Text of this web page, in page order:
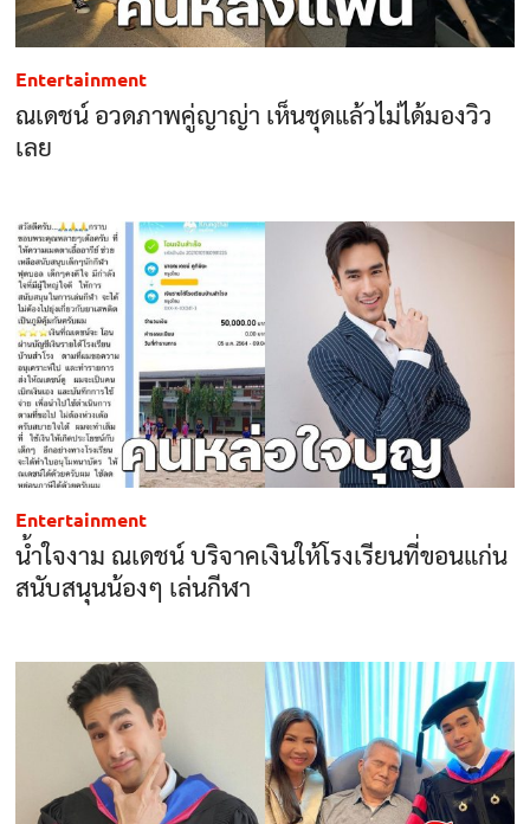
Entertainment
ณเดชน์ อวดภาพคู่ญาญ่า เห็นชุดแล้วไม่ได้มองวิว
เลย
Entertainment
น้ำใจงาม ณเดชน์ บริจาคเงินให้โรงเรียนที่ขอนแก่น
สนับสนุนน้องๆ เล่นกีฬา